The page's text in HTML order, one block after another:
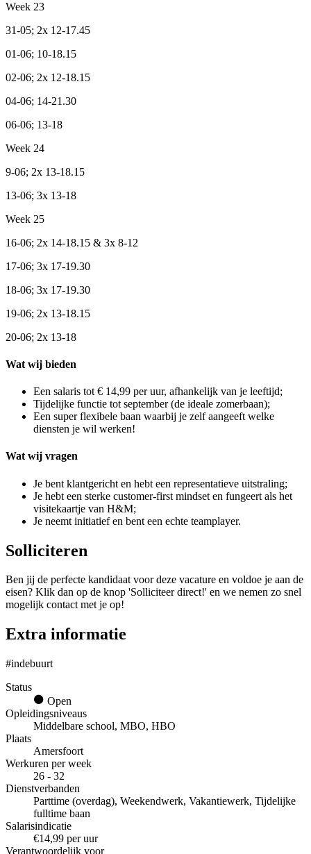
Week 23
31-05; 2x 12-17.45
01-06; 10-18.15
02-06; 2x 12-18.15
04-06; 14-21.30
06-06; 13-18
Week 24
9-06; 2x 13-18.15
13-06; 3x 13-18
Week 25
16-06; 2x 14-18.15 & 3x 8-12
17-06; 3x 17-19.30
18-06; 3x 17-19.30
19-06; 2x 13-18.15
20-06; 2x 13-18
Wat wij bieden
Een salaris tot € 14,99 per uur, afhankelijk van je leeftijd;
Tijdelijke functie tot september (de ideale zomerbaan);
Een super flexibele baan waarbij je zelf aangeeft welke
diensten je wil werken!
Wat wij vragen
Je bent klantgericht en hebt een representatieve uitstraling;
Je hebt een sterke customer-first mindset en fungeert als het
visitekaartje van H&M;
Je neemt initiatief en bent een echte teamplayer.
Solliciteren
Ben jij de perfecte kandidaat voor deze vacature en voldoe je aan de
eisen? Klik dan op de knop 'Solliciteer direct!' en we nemen zo snel
mogelijk contact met je op!
Extra informatie
#indebuurt
Status
Open
Opleidingsniveaus
Middelbare school, MBO, HBO
Plaats
Amersfoort
Werkuren per week
26 - 32
Dienstverbanden
Parttime (overdag), Weekendwerk, Vakantiewerk, Tijdelijke
fulltime baan
Salarisindicatie
€14,99 per uur
Verantwoordelijk voor